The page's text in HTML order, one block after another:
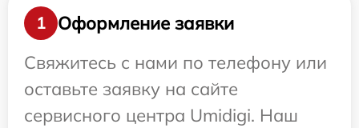
1
Оформление заявки
Свяжитесь с нами по телефону или
оставьте заявку на сайте
сервисного центра Umidigi. Наш